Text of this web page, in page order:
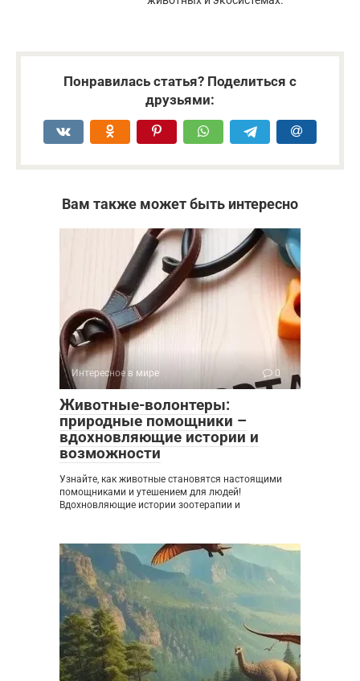
Понравилась статья? Поделиться с
друзьями:
Вам также может быть интересно
Интересное в мире 0
Животные-волонтеры:
природные помощники –
вдохновляющие истории и
возможности
Узнайте, как животные становятся настоящими
помощниками и утешением для людей!
Вдохновляющие истории зоотерапии и